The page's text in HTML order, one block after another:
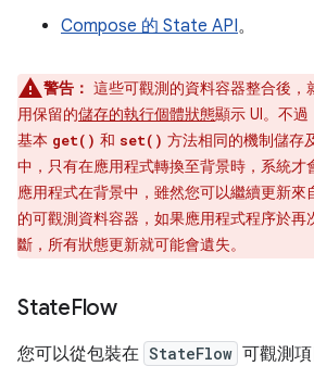
Compose 的 State API。
警告： 這些可觀測的資料容器整合後，
用保留的儲存的執行個體狀態顯示 UI。不
基本 get() 和 set() 方法相同的機制儲存
中，只有在應用程式轉換至背景時，系統才
應用程式在背景中，雖然您可以繼續更新來
的可觀測資料容器，如果應用程式程序於再
斷，所有狀態更新就可能會遺失。
StateFlow
您可以從包裝在 StateFlow 可觀測